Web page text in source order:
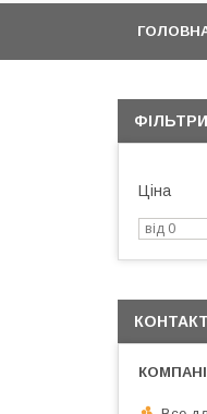
ФІЛЬТРИ
Ціна